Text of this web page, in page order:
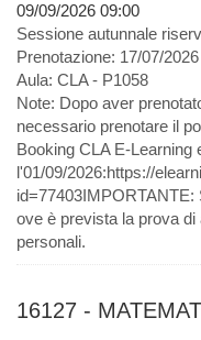
09/09/2026 09:00
Sessione autunnale
Prenotazione: 17/07/
Aula: CLA - P1058
Note: Dopo aver
necessario prenotare il
Booking CLA E-Learning
l'01/09/2026:https://
id=77403IMPORTANTE:
ove è prevista la prova
personali.
16127 -